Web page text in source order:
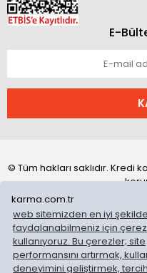
karma.com.tr
web sitemizden en iyi şekilde
faydalanabilmeniz için
kullanıyoruz. Bu çerezler; site
performansını artırmak,
deneyimini geliştirmek,
E-
© Tüm hakları saklıdır. Kredi
ONLİNE